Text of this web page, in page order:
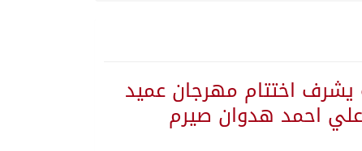
يشرف اختتام مهرجان عميد